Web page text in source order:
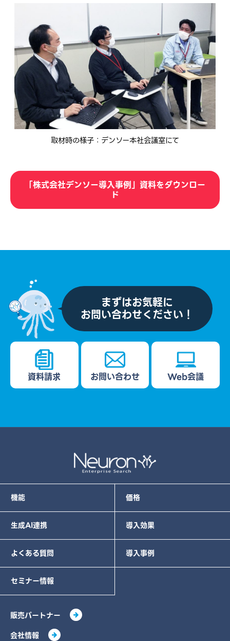
取材時の様子：デンソー本社会議室にて
「株式会社デンソー導入事例」資料をダウンロー
ド
まずはお気軽に
お問い合わせください！
資料請求 お問い合わせ Web会議
機能 価格
生成AI連携 導入効果
よくある質問 導入事例
セミナー情報
販売パートナー
会社情報